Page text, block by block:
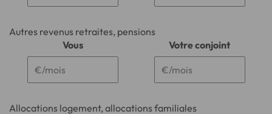
Autres revenus retraites, pensions
Vous
Votre conjoint
Allocations logement, allocations familiales